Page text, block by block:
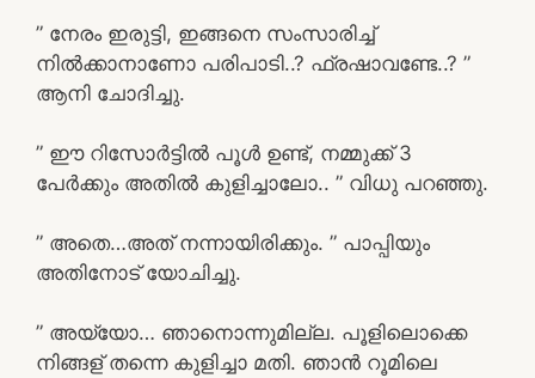
” നേരം ഇരുട്ടി, ഇങ്ങനെ സംസാരിച്ച്
നിൽക്കാനാണോ പരിപാടി..? ഫ്രഷാവണ്ടേ..? ”
ആനി ചോദിച്ചു.
” ഈ റിസോർട്ടിൽ പൂൾ ഉണ്ട്, നമ്മുക്ക് 3
പേർക്കും അതിൽ കുളിച്ചാലോ.. ” വിധു പറഞ്ഞു.
” അതെ…അത് നന്നായിരിക്കും. ” പാപ്പിയും
അതിനോട് യോചിച്ചു.
” അയ്യോ… ഞാനൊന്നുമില്ല. പൂളിലൊക്കെ
നിങ്ങള് തന്നെ കുളിച്ചാ മതി. ഞാൻ റൂമിലെ